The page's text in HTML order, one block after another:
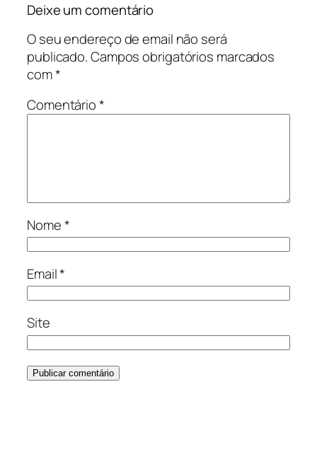
Deixe um comentário
O seu endereço de email não será
publicado.Campos obrigatórios marcados
com*
Comentário*
Nome*
Email*
Site